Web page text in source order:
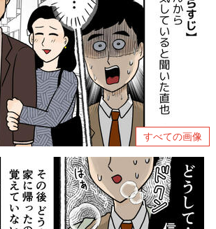
すべての画像